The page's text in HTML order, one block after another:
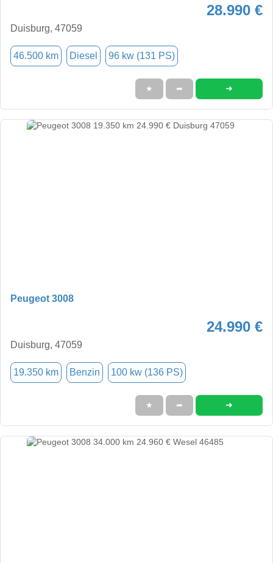
28.990 €
Duisburg, 47059
46.500 km Diesel 96 kw (131 PS)
★ ➦ ➜
Peugeot 3008
24.990 €
Duisburg, 47059
19.350 km Benzin 100 kw (136 PS)
★ ➦ ➜